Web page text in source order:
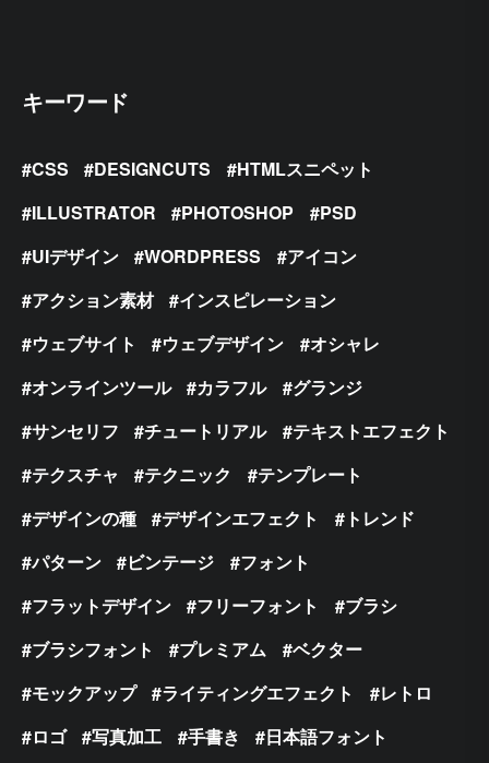
キーワード
CSS DESIGNCUTS
HTMLスニペット
ILLUSTRATOR
PHOTOSHOP
PSD
UIデザイン
WORDPRESS
アイコン
アクション素材
インスピレーション
ウェブサイト
ウェブデザイン
オシャレ
オンラインツール
カラフル
グランジ
サンセリフ
チュートリアル
テキストエフェクト
テクスチャ
テクニック
テンプレート
デザインの種
デザインエフェクト
トレンド
パターン
ビンテージ
フォント
フラットデザイン
フリーフォント
ブラシ
ブラシフォント
プレミアム
ベクター
モックアップ
ライティングエフェクト
レトロ
ロゴ
写真加工 手書き 日本語フォント